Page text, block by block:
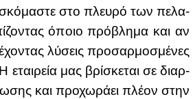
στο πλευ­ρό των πε­λα­
όποιο πρό­βλη­μα και αν
λύ­σεις προ­σαρ­μο­σμέ­νες
εται­ρεία μας βρί­σκε­ται σε διαρ­
και προ­χω­ρά­ει πλέ­ον στην